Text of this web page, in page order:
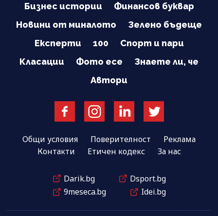
Бизнес истории
Финансов буквар
Новини от миналото
Зелено бъдеще
Експерти
100
Спорт и пари
Класации
Фото есе
Знаете ли, че
Автори
Общи условия Поверителност
Реклама
Контакти
Етичен кодекс За нас
Darik.bg
Dsport.bg
9meseca.bg
Idei.bg